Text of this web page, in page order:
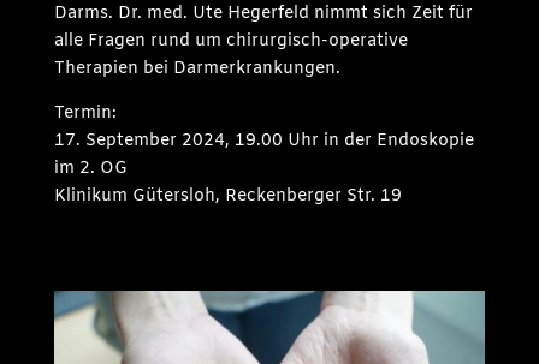
Darms. Dr. med. Ute Hegerfeld nimmt sich Zeit für
alle Fragen rund um chirurgisch-operative
Therapien bei Darmerkrankungen.
Termin:
17. September 2024, 19.00 Uhr in der Endoskopie
im 2. OG
Klinikum Gütersloh, Reckenberger Str. 19